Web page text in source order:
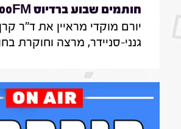
330, 07 באוגוסט 2026
יורם מוקדי מראיין את ד"ר קרן
גנני-סניידר, מרצה וחוקרת
הרב-תחומי ירושלים, אודות
אי-הישארותם של אזרחים
בעת איום בטחוני; לילך סיגן,
תקשורת באונ' בר אילן, על